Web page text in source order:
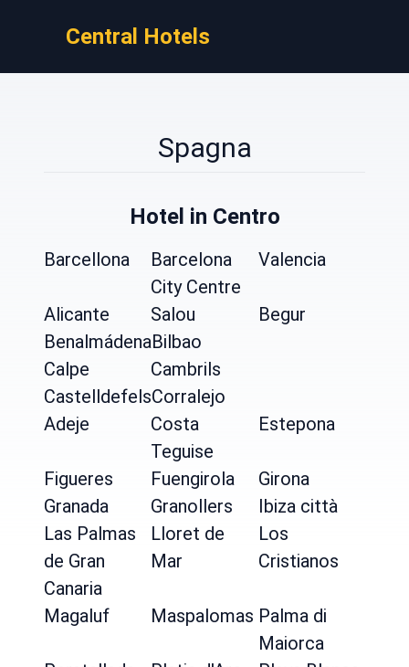
Central Hotels
Spagna
Hotel in Centro
Barcellona
Barcelona
City Centre
Valencia
Alicante Salou
Begur
BenalmádenaBilbao
Calpe
Cambrils
CastelldefelsCorralejo
Adeje
Costa
Teguise
Estepona
Figueres Fuengirola
Girona
Granada
Granollers
Ibiza città
Las Palmas
de Gran
Canaria
Lloret de
Mar
Los
Cristianos
Magaluf Maspalomas Palma di
Maiorca